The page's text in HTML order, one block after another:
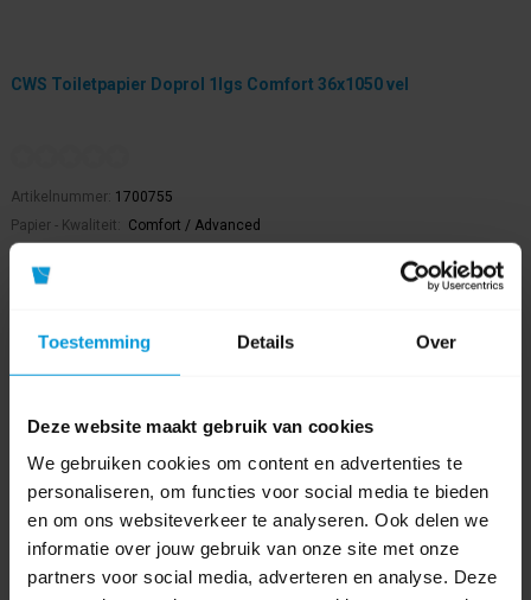
Toestemming Details Over
Deze website maakt gebruik van cookies
We gebruiken cookies om content en advertenties te
personaliseren, om functies voor social media te bieden
en om ons websiteverkeer te analyseren. Ook delen we
informatie over jouw gebruik van onze site met onze
partners voor social media, adverteren en analyse. Deze
CWS Toiletpapier Doprol 1lgs Comfort 36x1050 vel
Artikelnummer: 1700755
Papier - Kwaliteit: Comfort / Advanced
Aantal vellen:
Direct leverbaar